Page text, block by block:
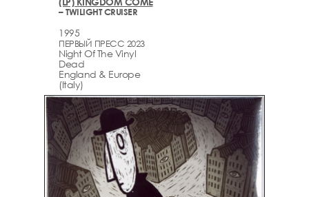
– TWILIGHT CRUISER
1995
ПЕРВЫЙ ПРЕСС 2023
Night Of The Vinyl
Dead
England & Europe
(Italy)